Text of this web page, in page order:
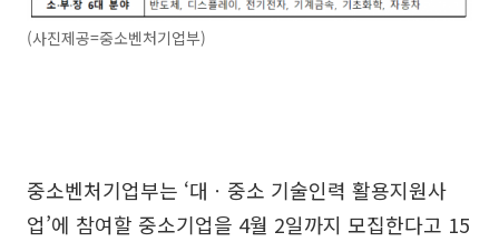
(사진제공=중소벤처기업부)
중소벤처기업부는 ‘대ㆍ중소 기술인력 활용지원사
업’에 참여할 중소기업을 4월 2일까지 모집한다고 15